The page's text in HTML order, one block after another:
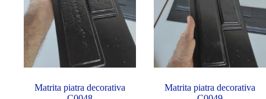
Matrita piatra decorativa
Matrita piatra decorativa